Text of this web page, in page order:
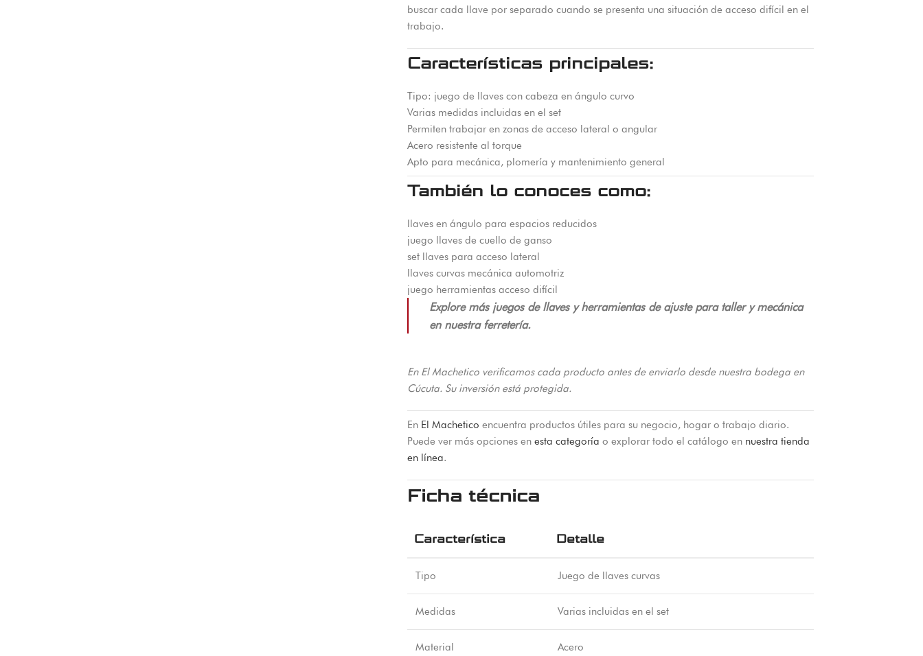
buscar cada llave por separado cuando se presenta una situación de acceso difícil en el
trabajo.
Características principales:
Tipo: juego de llaves con cabeza en ángulo curvo
Varias medidas incluidas en el set
Permiten trabajar en zonas de acceso lateral o angular
Acero resistente al torque
Apto para mecánica, plomería y mantenimiento general
También lo conoces como:
llaves en ángulo para espacios reducidos
juego llaves de cuello de ganso
set llaves para acceso lateral
llaves curvas mecánica automotriz
juego herramientas acceso difícil
Explore más juegos de llaves y herramientas de ajuste para taller y mecánica
en nuestra ferretería.
En El Machetico verificamos cada producto antes de enviarlo desde nuestra bodega en
Cúcuta. Su inversión está protegida.
En El Machetico encuentra productos útiles para su negocio, hogar o trabajo diario.
Puede ver más opciones en esta categoría o explorar todo el catálogo en nuestra tienda
en línea.
Ficha técnica
Característica Detalle
Tipo Juego de llaves curvas
Medidas Varias incluidas en el set
Material Acero